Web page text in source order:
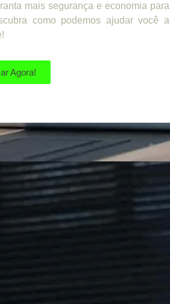
mais segurança e economia para
como podemos ajudar você a
Agora!